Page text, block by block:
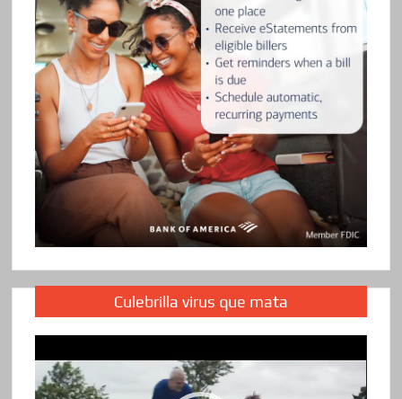
Culebrilla virus que mata
de
vídeo